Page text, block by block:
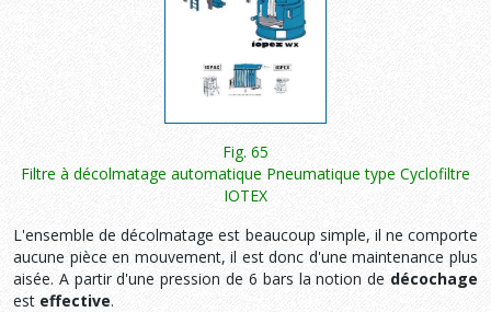
Fig. 65
Filtre à décolmatage automatique Pneumatique type Cyclofiltre
IOTEX
L'ensemble de décolmatage est beaucoup simple, il ne comporte
aucune pièce en mouvement, il est donc d'une maintenance plus
aisée. A partir d'une pression de 6 bars la notion de décochage
est effective.